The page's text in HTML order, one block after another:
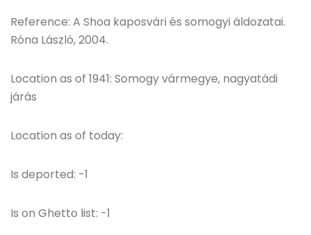
Reference: A Shoa kaposvári és somogyi áldozatai.
Róna László, 2004.
Location as of 1941: Somogy vármegye, nagyatádi
járás
Location as of today:
Is deported: -1
Is on Ghetto list: -1